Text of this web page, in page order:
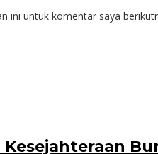
ini untuk komentar saya
Kesejahteraan